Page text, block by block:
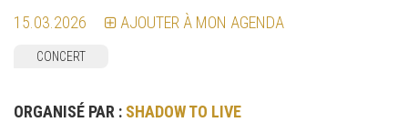
15.03.2026 AJOUTER À MON AGENDA
CONCERT
ORGANISÉ PAR : SHADOW TO LIVE